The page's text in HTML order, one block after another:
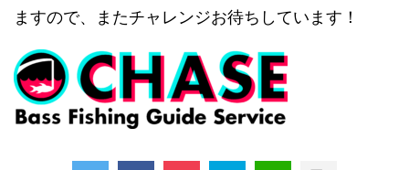
ますので、またチャレンジお待ちしています！